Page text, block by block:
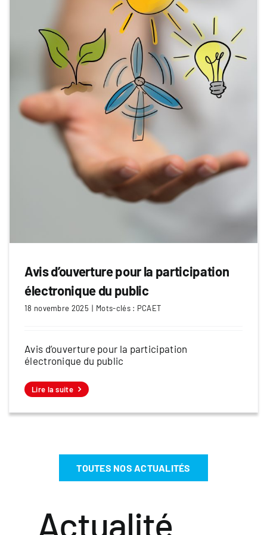
Avis d’ouverture pour la participation
électronique du public
18 novembre 2025 | Mots-clés : PCAET
Avis d’ouverture pour la participation
électronique du public
Lire la suite
TOUTES NOS ACTUALITÉS
Actualité